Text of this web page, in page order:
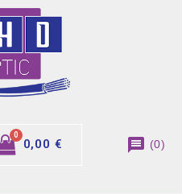
0,00 € message (0)